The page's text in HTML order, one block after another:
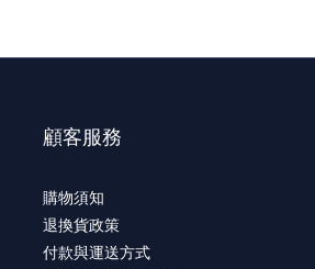
顧客服務
購物須知
退換貨政策
付款與運送方式